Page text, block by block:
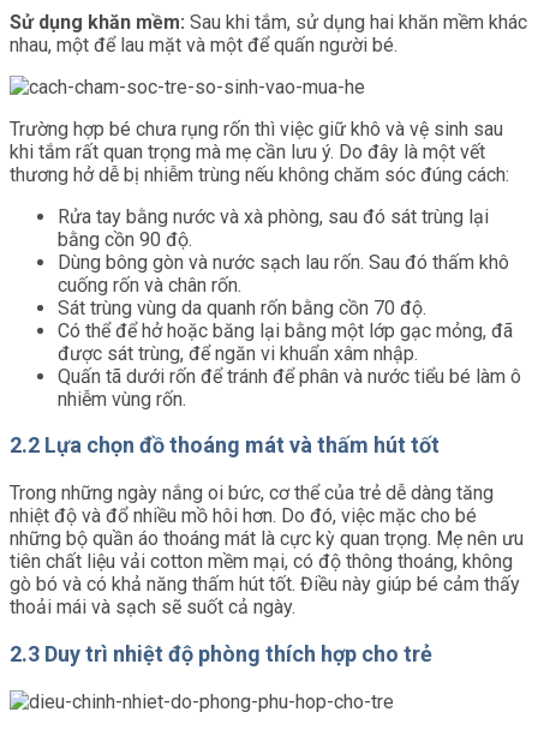
Sử dụng khăn mềm: Sau khi tắm, sử dụng hai khăn mềm khác
nhau, một để lau mặt và một để quấn người bé.
Trường hợp bé chưa rụng rốn thì việc giữ khô và vệ sinh sau
khi tắm rất quan trọng mà mẹ cần lưu ý. Do đây là một vết
thương hở dễ bị nhiễm trùng nếu không chăm sóc đúng cách:
Rửa tay bằng nước và xà phòng, sau đó sát trùng lại
bằng cồn 90 độ.
Dùng bông gòn và nước sạch lau rốn. Sau đó thấm khô
cuống rốn và chân rốn.
Sát trùng vùng da quanh rốn bằng cồn 70 độ.
Có thể để hở hoặc băng lại bằng một lớp gạc mỏng, đã
được sát trùng, để ngăn vi khuẩn xâm nhập.
Quấn tã dưới rốn để tránh để phân và nước tiểu bé làm ô
nhiễm vùng rốn.
2.2 Lựa chọn đồ thoáng mát và thấm hút tốt
Trong những ngày nắng oi bức, cơ thể của trẻ dễ dàng tăng
nhiệt độ và đổ nhiều mồ hôi hơn. Do đó, việc mặc cho bé
những bộ quần áo thoáng mát là cực kỳ quan trọng. Mẹ nên ưu
tiên chất liệu vải cotton mềm mại, có độ thông thoáng, không
gò bó và có khả năng thấm hút tốt. Điều này giúp bé cảm thấy
thoải mái và sạch sẽ suốt cả ngày.
2.3 Duy trì nhiệt độ phòng thích hợp cho trẻ